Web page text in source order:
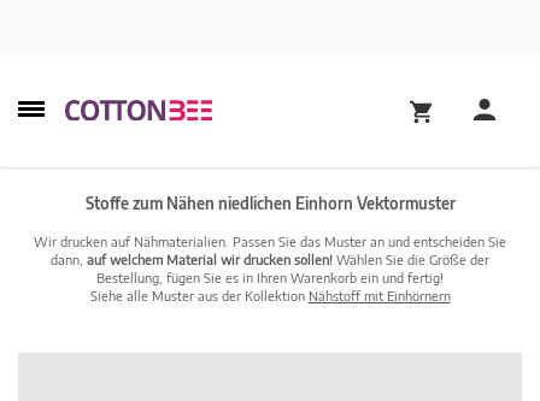
Stoffe zum Nähen niedlichen Einhorn Vektormuster
Wir drucken auf Nähmaterialien. Passen Sie das Muster an und entscheiden Sie
dann, auf welchem Material wir drucken sollen! Wählen Sie die Größe der
Bestellung, fügen Sie es in Ihren Warenkorb ein und fertig!
Siehe alle Muster aus der Kollektion Nähstoff mit Einhörnern